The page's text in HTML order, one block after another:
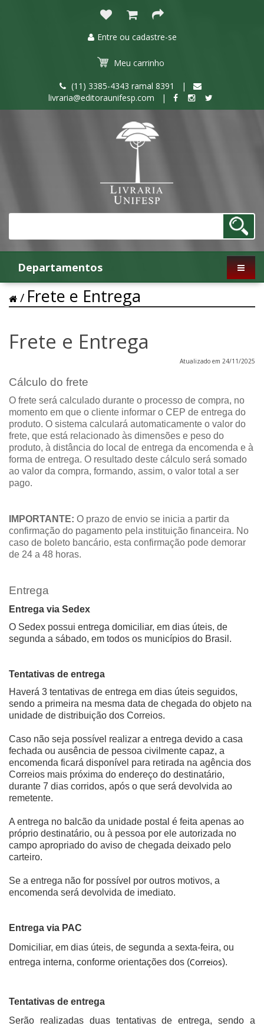
Entre ou cadastre-se
Meu carrinho
(11) 3385-4343 ramal 8391 |
livraria@editoraunifesp.com |
Departamentos
Frete e Entrega
Frete e Entrega
Atualizado em 24/11/2025
Cálculo do frete
O frete será calculado durante o processo de compra, no
momento em que o cliente informar o CEP de entrega do
produto. O sistema calculará automaticamente o valor do
frete, que está relacionado às dimensões e peso do
produto, à distância do local de entrega da encomenda e à
forma de entrega. O resultado deste cálculo será somado
ao valor da compra, formando, assim, o valor total a ser
pago.
IMPORTANTE: O prazo de envio se inicia a partir da
confirmação do pagamento pela instituição financeira. No
caso de boleto bancário, esta confirmação pode demorar
de 24 a 48 horas.
Entrega
Entrega via Sedex
O Sedex possui entrega domiciliar, em dias úteis, de
segunda a sábado, em todos os municípios do Brasil.
Tentativas de entrega
Haverá 3 tentativas de entrega em dias úteis seguidos,
sendo a primeira na mesma data de chegada do objeto na
unidade de distribuição dos Correios.
Caso não seja possível realizar a entrega devido a casa
fechada ou ausência de pessoa civilmente capaz, a
encomenda ficará disponível para retirada na agência dos
Correios mais próxima do endereço do destinatário,
durante 7 dias corridos, após o que será devolvida ao
remetente.
A entrega no balcão da unidade postal é feita apenas ao
próprio destinatário, ou à pessoa por ele autorizada no
campo apropriado do aviso de chegada deixado pelo
carteiro.
Se a entrega não for possível por outros motivos, a
encomenda será devolvida de imediato.
Entrega via PAC
Domiciliar, em dias úteis, de segunda a sexta-feira, ou
entrega interna, conforme orientações dos (Correios).
Tentativas de entrega
Serão realizadas duas tentativas de entrega, sendo a